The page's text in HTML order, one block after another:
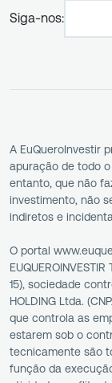
Siga-nos:
A EuQueroInvestir
apuração de todo
entanto, que não
investimento, não
indiretos e
O portal
15), sociedade
HOLDING Ltda.
que controla as
estarem sob o
tecnicamente são
função da